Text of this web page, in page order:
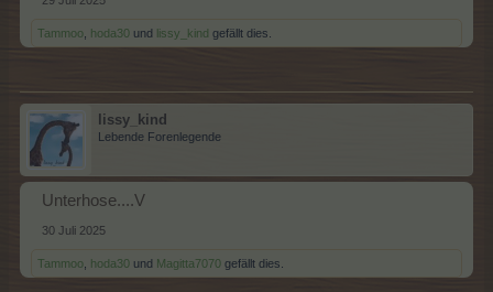
Tammoo hoda30 und lissy_kind gefällt dies.
lissy_kind
Lebende Forenlegende
Unterhose....V
30 Juli 2025
Tammoo hoda30 und Magitta7070 gefällt dies.